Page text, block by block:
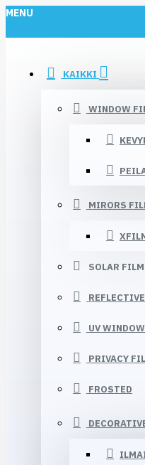
MENU
KAIKKI
WINDOW
MIRORS
SOLAR FILM
REFLECTIVE
UV
PRIVACY
FROSTED